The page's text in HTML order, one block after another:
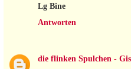
Lg Bine
Antworten
die flinken Spulchen -